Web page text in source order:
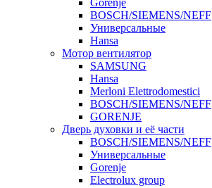
Gorenje
BOSCH/SIEMENS/NEFF
Универсальные
Hansa
Мотор вентилятор
SAMSUNG
Hansa
Merloni Elettrodomestici
BOSCH/SIEMENS/NEFF
GORENJE
Дверь духовки и её части
BOSCH/SIEMENS/NEFF
Универсальные
Gorenje
Electrolux group